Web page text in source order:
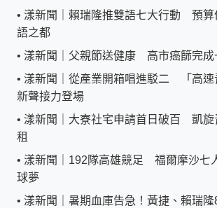
• 漾新聞｜賴瑞隆推雙語七大行動 預算
語之都
• 漾新聞｜父親節送健康 高市癌篩完成
• 漾新聞｜從產業開箱唱進駁二 「高速
新聲接力登場
• 漾新聞｜大寮社宅申請首日破百 凱旋
租
• 漾新聞｜192隊高雄競足 福爾摩沙七
球夢
• 漾新聞｜暑期血庫告急！黃捷、賴瑞